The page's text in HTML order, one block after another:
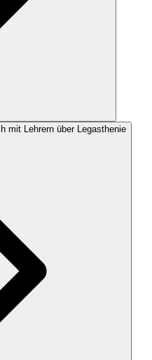
mit Lehrern über Legasthenie